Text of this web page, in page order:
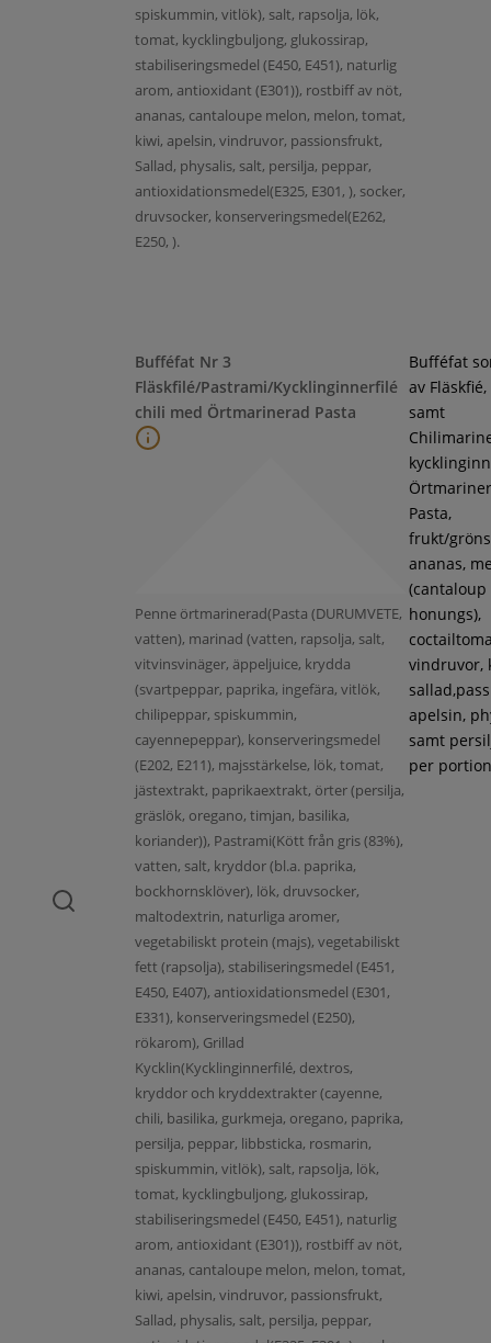
spiskummin, vitlök), salt, rapsolja, lök,
tomat, kycklingbuljong, glukossirap,
stabiliseringsmedel (E450, E451), naturlig
arom, antioxidant (E301)), rostbiff av nöt,
ananas, cantaloupe melon, melon, tomat,
kiwi, apelsin, vindruvor, passionsfrukt,
Sallad, physalis, salt, persilja, peppar,
antioxidationsmedel(E325, E301, ), socker,
druvsocker, konserveringsmedel(E262,
E250, ).
Bufféfat Nr 3
Fläskfilé/Pastrami/Kycklinginnerfilé
chili med Örtmarinerad Pasta
Penne örtmarinerad(Pasta (DURUMVETE,
vatten), marinad (vatten, rapsolja, salt,
vitvinsvinäger, äppeljuice, krydda
(svartpeppar, paprika, ingefära, vitlök,
chilipeppar, spiskummin,
cayennepeppar), konserveringsmedel
(E202, E211), majsstärkelse, lök, tomat,
jästextrakt, paprikaextrakt, örter (persilja,
gräslök, oregano, timjan, basilika,
koriander)), Pastrami(Kött från gris (83%),
vatten, salt, kryddor (bl.a. paprika,
bockhornsklöver), lök, druvsocker,
maltodextrin, naturliga aromer,
vegetabiliskt protein (majs), vegetabiliskt
fett (rapsolja), stabiliseringsmedel (E451,
E450, E407), antioxidationsmedel (E301,
E331), konserveringsmedel (E250),
rökarom), Grillad
Kycklin(Kycklinginnerfilé, dextros,
kryddor och kryddextrakter (cayenne,
chili, basilika, gurkmeja, oregano, paprika,
persilja, peppar, libbsticka, rosmarin,
spiskummin, vitlök), salt, rapsolja, lök,
tomat, kycklingbuljong, glukossirap,
stabiliseringsmedel (E450, E451), naturlig
arom, antioxidant (E301)), rostbiff av nöt,
ananas, cantaloupe melon, melon, tomat,
kiwi, apelsin, vindruvor, passionsfrukt,
Sallad, physalis, salt, persilja, peppar,
Bufféfat
av
samt
Pasta,
frukt/
ananas,
(cantaloup
honungs),
vindruvor,
apelsin,
samt
per